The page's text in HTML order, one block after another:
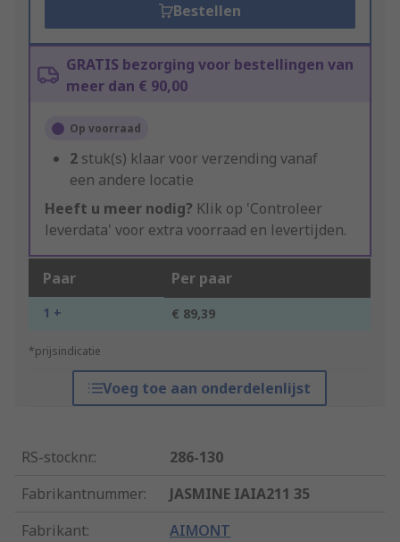
Bestellen
GRATIS bezorging voor bestellingen van
meer dan € 90,00
Op voorraad
2 stuk(s) klaar voor verzending vanaf
een andere locatie
Heeft u meer nodig? Klik op 'Controleer
leverdata' voor extra voorraad en levertijden.
Paar Per paar
1 + € 89,39
*prijsindicatie
Voeg toe aan onderdelenlijst
RS-stocknr.:
286-130
Fabrikantnummer:
JASMINE IAIA211 35
Fabrikant: AIMONT